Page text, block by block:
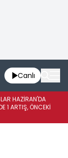
Canlı
HAZİRAN'DA
1 ARTIŞ, ÖNCEKİ